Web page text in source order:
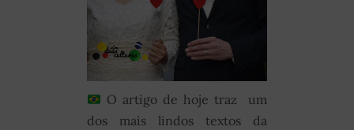
O artigo de hoje traz um
dos mais lindos textos da